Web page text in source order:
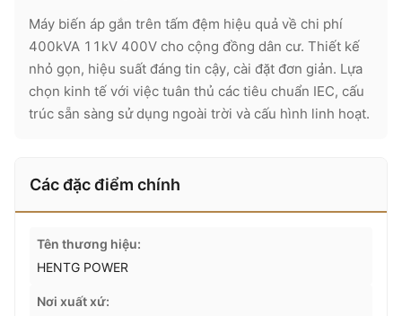
Máy biến áp gắn trên tấm đệm hiệu quả về chi phí
400kVA 11kV 400V cho cộng đồng dân cư. Thiết kế
nhỏ gọn, hiệu suất đáng tin cậy, cài đặt đơn giản. Lựa
chọn kinh tế với việc tuân thủ các tiêu chuẩn IEC, cấu
trúc sẵn sàng sử dụng ngoài trời và cấu hình linh hoạt.
Các đặc điểm chính
Tên thương hiệu:
HENTG POWER
Nơi xuất xứ: